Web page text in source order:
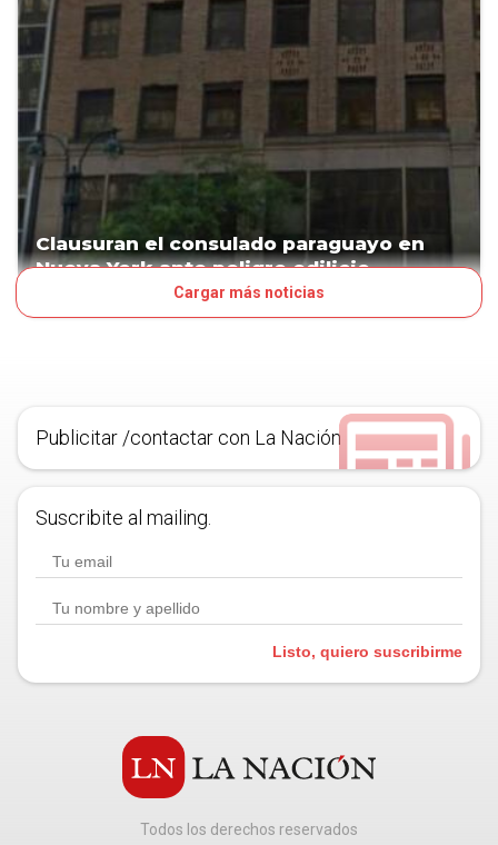
Clausuran el consulado paraguayo en
Nueva York ante peligro edilicio
Cargar más noticias
Publicitar /contactar con La Nación
Suscribite al mailing.
Listo, quiero suscribirme
Todos los derechos reservados